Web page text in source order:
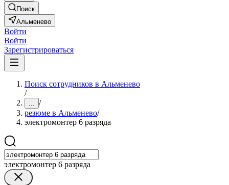
Поиск
Альменево
Войти
Войти
Зарегистрироваться
Поиск сотрудников в Альменево
/
... /
резюме в Альменево/
электромонтер 6 разряда
электромонтер 6 разряда